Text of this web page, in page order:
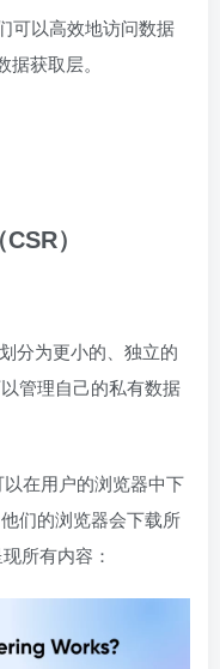
可以高效地访问数据
获取层。
）
分为更小的、独立的
管理自己的私有数据
在用户的浏览器中下
们的浏览器会下载所
所有内容：